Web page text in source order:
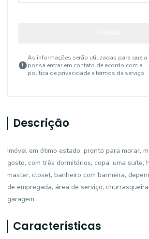
As informações serão utilizadas para que
possa entrar em contato de acordo com a
política de privacidade e termos de serviço
Descrição
Imóvel em ótimo estado, pronto para morar,
gosto, com três dormitórios, copa, uma suíte,
master, closet, banheiro com banheira,
de empregada, área de serviço,
garagem.
Características